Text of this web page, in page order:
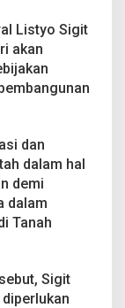
Listyo Sigit
akan
dan
dalam hal
demi
dalam
Tanah
Sigit